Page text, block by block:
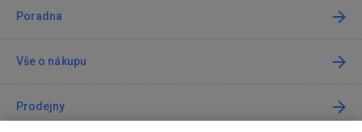
Poradna
Vše o nákupu
Prodejny